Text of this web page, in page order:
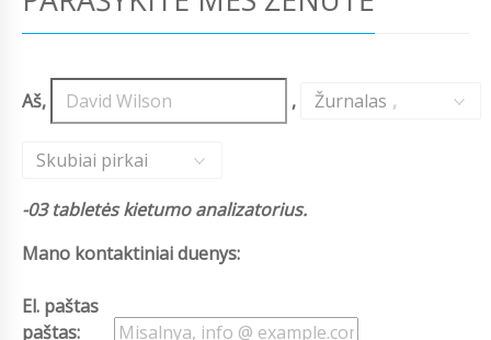
Aš, , Žurnalas ,
Skubiai pirkai
-03 tabletės kietumo analizatorius.
Mano kontaktiniai duenys:
El. paštas
paštas: